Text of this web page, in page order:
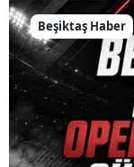
Beşiktaş Haber